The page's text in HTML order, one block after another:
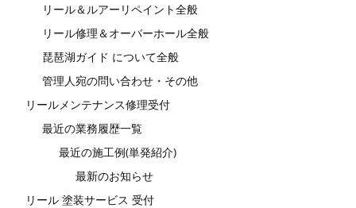
リール＆ルアーリペイント全般
リール修理＆オーバーホール全般
琵琶湖ガイド について全般
管理人宛の問い合わせ・その他
リールメンテナンス修理受付
最近の業務履歴一覧
最近の施工例(単発紹介)
最新のお知らせ
リール 塗装サービス 受付